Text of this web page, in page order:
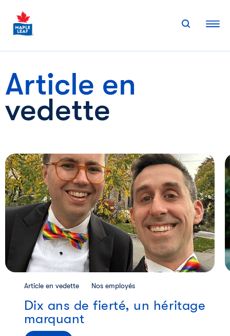
content
Article en
vedette
Article en vedette Nos employés
Dix ans de fierté, un héritage
marquant